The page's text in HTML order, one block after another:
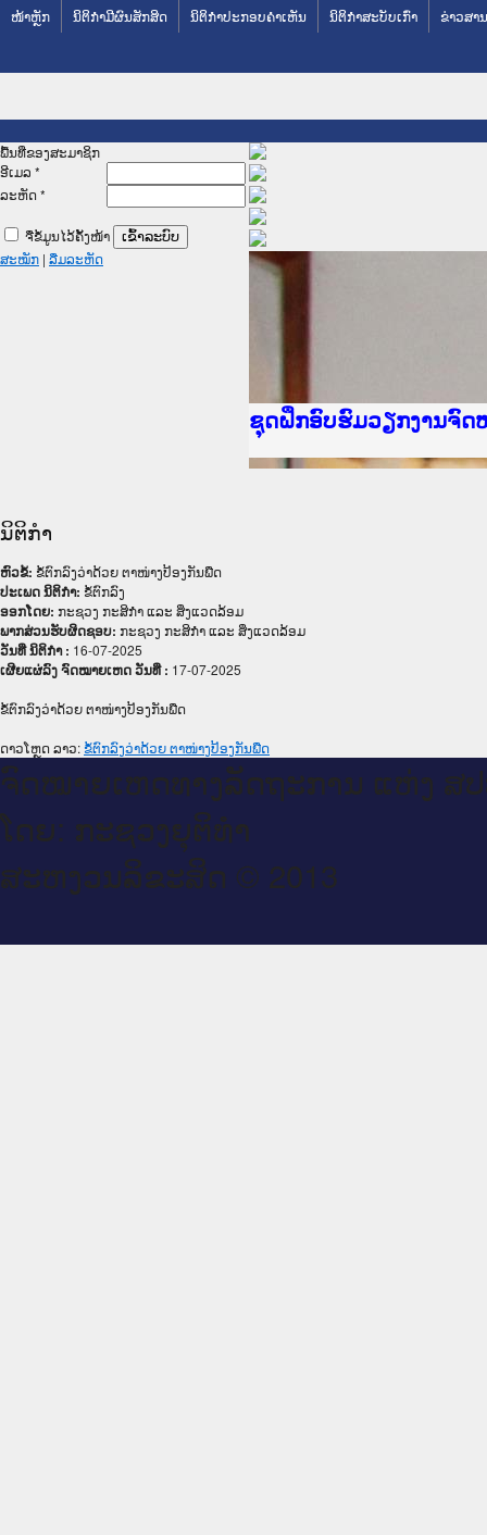
ໜ້າຫຼັກ ນິຕິກໍາມີຜົນສັກສິດ ນິຕິກໍາປະກອບຄໍາເຫັນ ນິຕິກໍາສະບັບເກົ່າ ຂ່າວສາ
ພື້ນທີ່ຂອງສະມາຊິກ
ອີເມລ *
ລະຫັດ*
ຈື່ຂໍ້ມູນໄວ້ຄັ້ງໜ້າ
ສະໝັກ | ລືມລະຫັດ
Ministry of Justice
ເຜີຍແຜ່ວັບໄຊຈົດໝາຍເຫ
ກະຊວງຍຸຕິທຳ
ຊຸດຝຶກອົບຮົມວຽກງານຈົດ
ກອງປະຊຸມທົບທວນຄືນກາ
ຝຶກອົບຮົມ ຜູ່ປະສານງານ
ຝຶກອົບຮົມ ຜູ່ປະສານງານ
ເຜີຍແຜ່ແອັບກົດໝາຍລາວ
ເຜີຍແຜ່ແອັບກົດໝາຍລາວ
ຍົກລະດັບວຽກງານຈົດໝາ
ຊຸດຝຶກອົບຮົມວຽກງານຈົດ
ນິຕິກໍາ
ຫົວຂໍ້: ຂໍ້ຕົກລົງວ່າດ້ວຍ ຕາໜ່າງປ້ອງກັນພືດ
ປະເພດ ນິຕິກໍາ: ຂໍ້ຕົກລົງ
ອອກໂດຍ: ກະຊວງ ກະສິກຳ ແລະ ສິ່ງແວດລ້ອມ
ພາກສ່ວນຮັບຜິດຊອບ: ກະຊວງ ກະສິກຳ ແລະ ສິ່ງແວດລ້ອມ
ວັນທີ່ ນິຕິກໍາ : 16-07-2025
ເຜີຍແຜ່ລົງ ຈົດໝາຍເຫດ ວັນທີ່ : 17-07-2025
ຂໍ້ຕົກລົງວ່າດ້ວຍ ຕາໜ່າງປ້ອງກັນພືດ
ດາວໂຫຼດ ລາວ:ຂໍ້ຕົກລົງວ່າດ້ວຍ ຕາໜ່າງປ້ອງກັນພືດ
ຈົດ​ໝາຍ​ເຫດ​ທາງ​ລັດ​ຖະ​ການ ແຫ່ງ ສ​
ໂດຍ: ກະ​ຊວງຍຸ​ຕິ​ທຳ
ສະ​ຫງວນ​ລິ​ຂະ​ສິດ © 2013